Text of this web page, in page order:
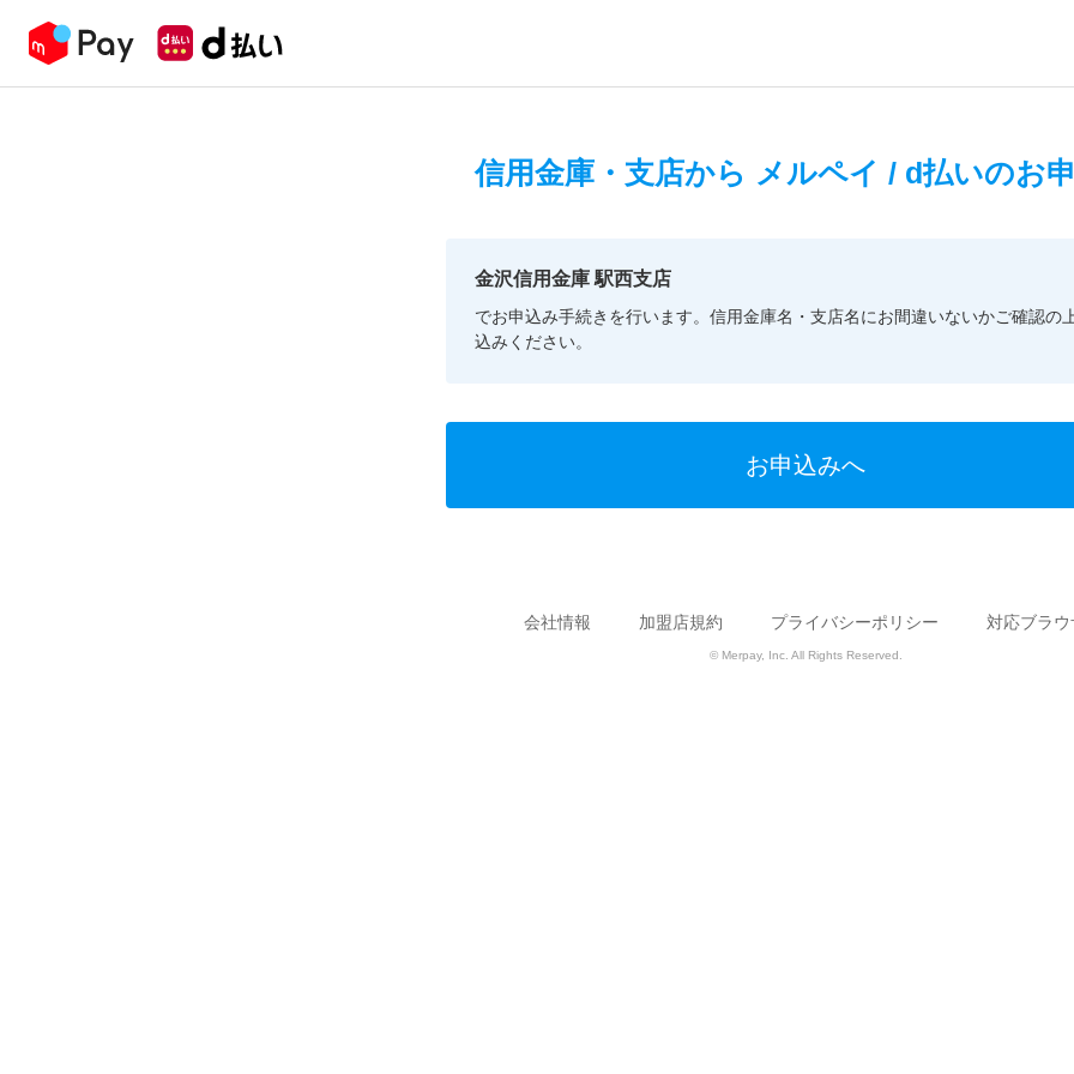
信用金庫・支店から メルペイ / d払いのお
金沢信用金庫 駅西支店
でお申込み手続きを行います。信用金庫名・支店名にお間違いないかご確認の
込みください。
お申込みへ
会社情報 加盟店規約 プライバシーポリシー 対応ブラウ
© Merpay, Inc. All Rights Reserved.